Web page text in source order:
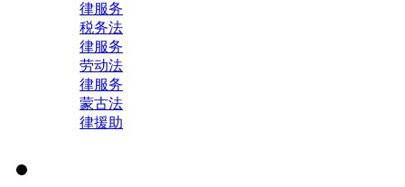
律服务
税务法
律服务
劳动法
律服务
蒙古法
律援助